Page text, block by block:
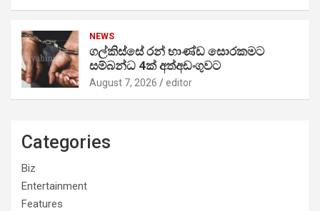
NEWS
ගල්කිස්සේ රන් භාණ්ඩ සොරකමට
සම්බන්ධ 4ක් අත්අඩංගුවට
August 7, 2026 editor
Categories
Biz
Entertainment
Features